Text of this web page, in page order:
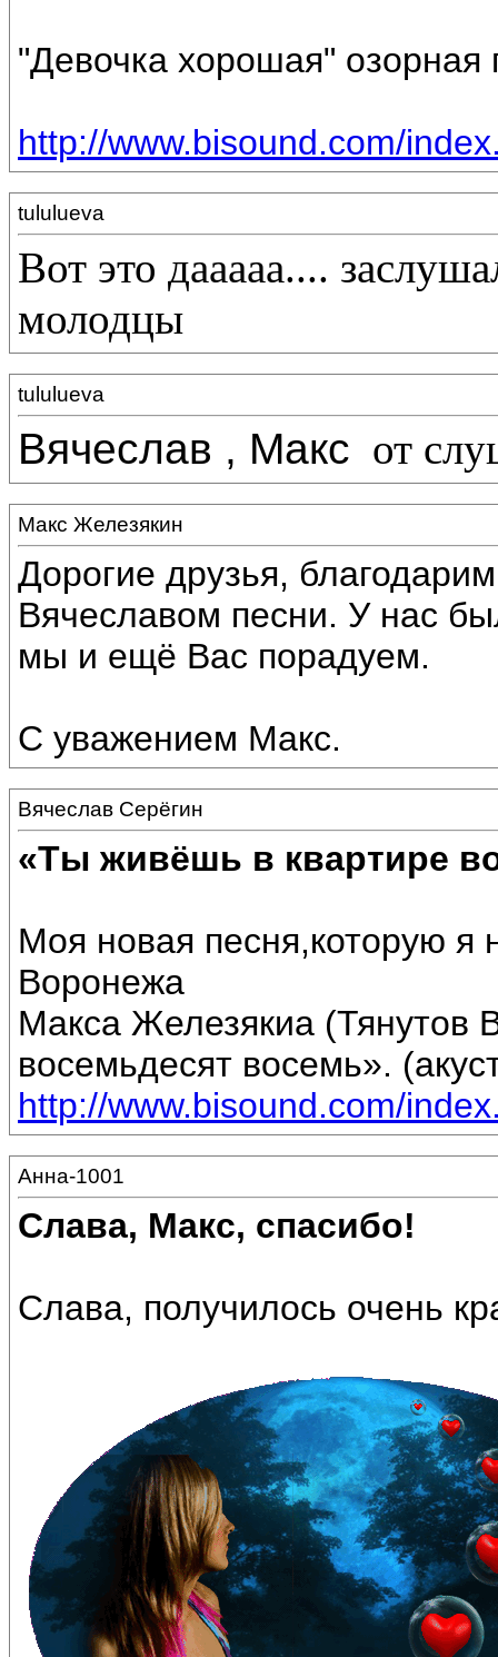
"Девочка хорошая"
http://www.bisound.com/
tululueva
Вот это дааааа....
молодцы
tululueva
Вячеслав , Макс от
Макс Железякин
Дорогие друзья,
Вячеславом песни. У нас
мы и ещё Вас порадуем.
С уважением Макс.
Вячеслав Серёгин
«Ты живёшь в квартире
Моя новая песня,которую я
Воронежа
Макса Железякиа (Тянутов
восемьдесят восемь».
http://www.bisound.com/
Анна-1001
Слава, Макс, спасибо!
Слава, получилось очень